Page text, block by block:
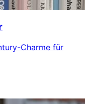
Charme für